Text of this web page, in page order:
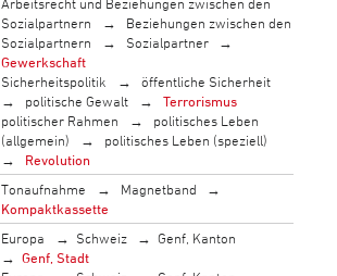
Sozialpartnern
Beziehungen zwischen den
Sozialpartnern
Sozialpartner
Gewerkschaft
Sicherheitspolitik
öffentliche Sicherheit
politische Gewalt
Terrorismus
politischer Rahmen
politisches Leben
(allgemein)
politisches Leben (speziell)
Revolution
Tonaufnahme
Magnetband
Kompaktkassette
Europa Schweiz
Genf, Kanton
Genf, Stadt